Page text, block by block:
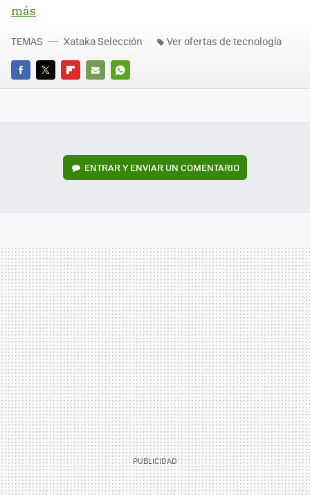
más
FACEBOOK
TWITTERFLIPBOARD
E-
WHATSAPP
TEMAS Xataka Selección Ver ofertas de tecnología
ENTRAR Y ENVIAR UN COMENTARIO